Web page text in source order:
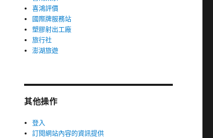
喜鴻評價
國際牌服務站
塑膠射出工廠
旅行社
澎湖旅遊
其他操作
登入
訂閱網站內容的資訊提供